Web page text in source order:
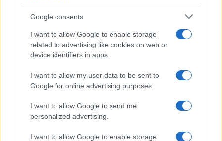
Google consents
I want to allow Google to enable storage
related to advertising like cookies on web or
device identifiers in apps.
I want to allow my user data to be sent to
Google for online advertising purposes.
I want to allow Google to send me
personalized advertising.
I want to allow Google to enable storage
Comment obtenir des prêts privés pour la faculté de médecine
Camille Durand · 7 Août 2026